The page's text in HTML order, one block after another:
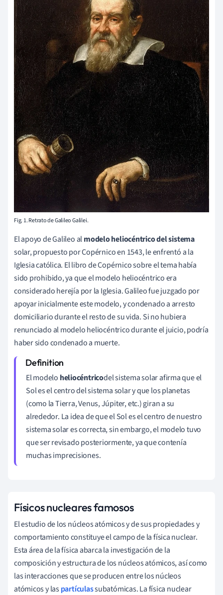
Fig. 1. Retrato de Galileo Galilei.
El apoyo de Galileo almodelo heliocéntrico del sistema
solar, propuesto por Copérnico en 1543, le enfrentó a la
Iglesia católica. El libro de Copérnico sobre el tema había
sido prohibido, ya que el modelo heliocéntrico era
considerado herejía por la Iglesia. Galileo fue juzgado por
apoyar inicialmente este modelo, y condenado a arresto
domiciliario durante el resto de su vida. Si no hubiera
renunciado al modelo heliocéntrico durante el juicio, podría
haber sido condenado a muerte.
El modelo heliocéntricodel sistema solar afirma que el
Sol es el centro del sistema solar y que los planetas
(como la Tierra, Venus, Júpiter, etc.) giran a su
alrededor. La idea de que el Sol es el centro de nuestro
sistema solar es correcta, sin embargo, el modelo tuvo
que ser revisado posteriormente, ya que contenía
muchas imprecisiones.
Físicos nucleares famosos
El estudio de los núcleos atómicos y de sus propiedades y
comportamiento constituye el campo de la física nuclear.
Esta área de la física abarca la investigación de la
composición y estructura de los núcleos atómicos, así como
las interacciones que se producen entre los núcleos
atómicos y laspartículassubatómicas. La física nuclear